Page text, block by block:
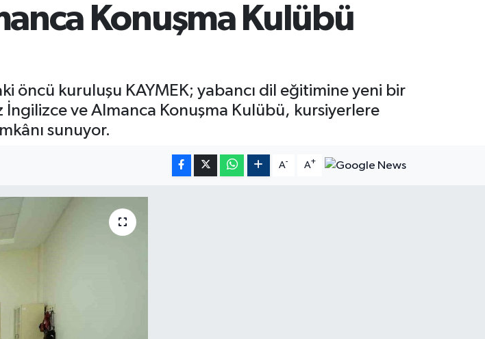
Konuşma Kulübü
öncü kuruluşu KAYMEK; yabancı dil eğitimine yeni bir
ve Almanca Konuşma Kulübü, kursiyerlere
sunuyor.
A- A+